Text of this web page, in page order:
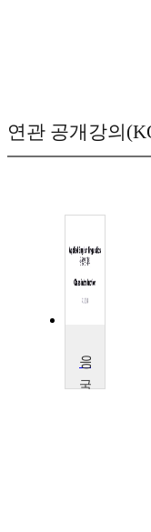
연관 공개강의
국